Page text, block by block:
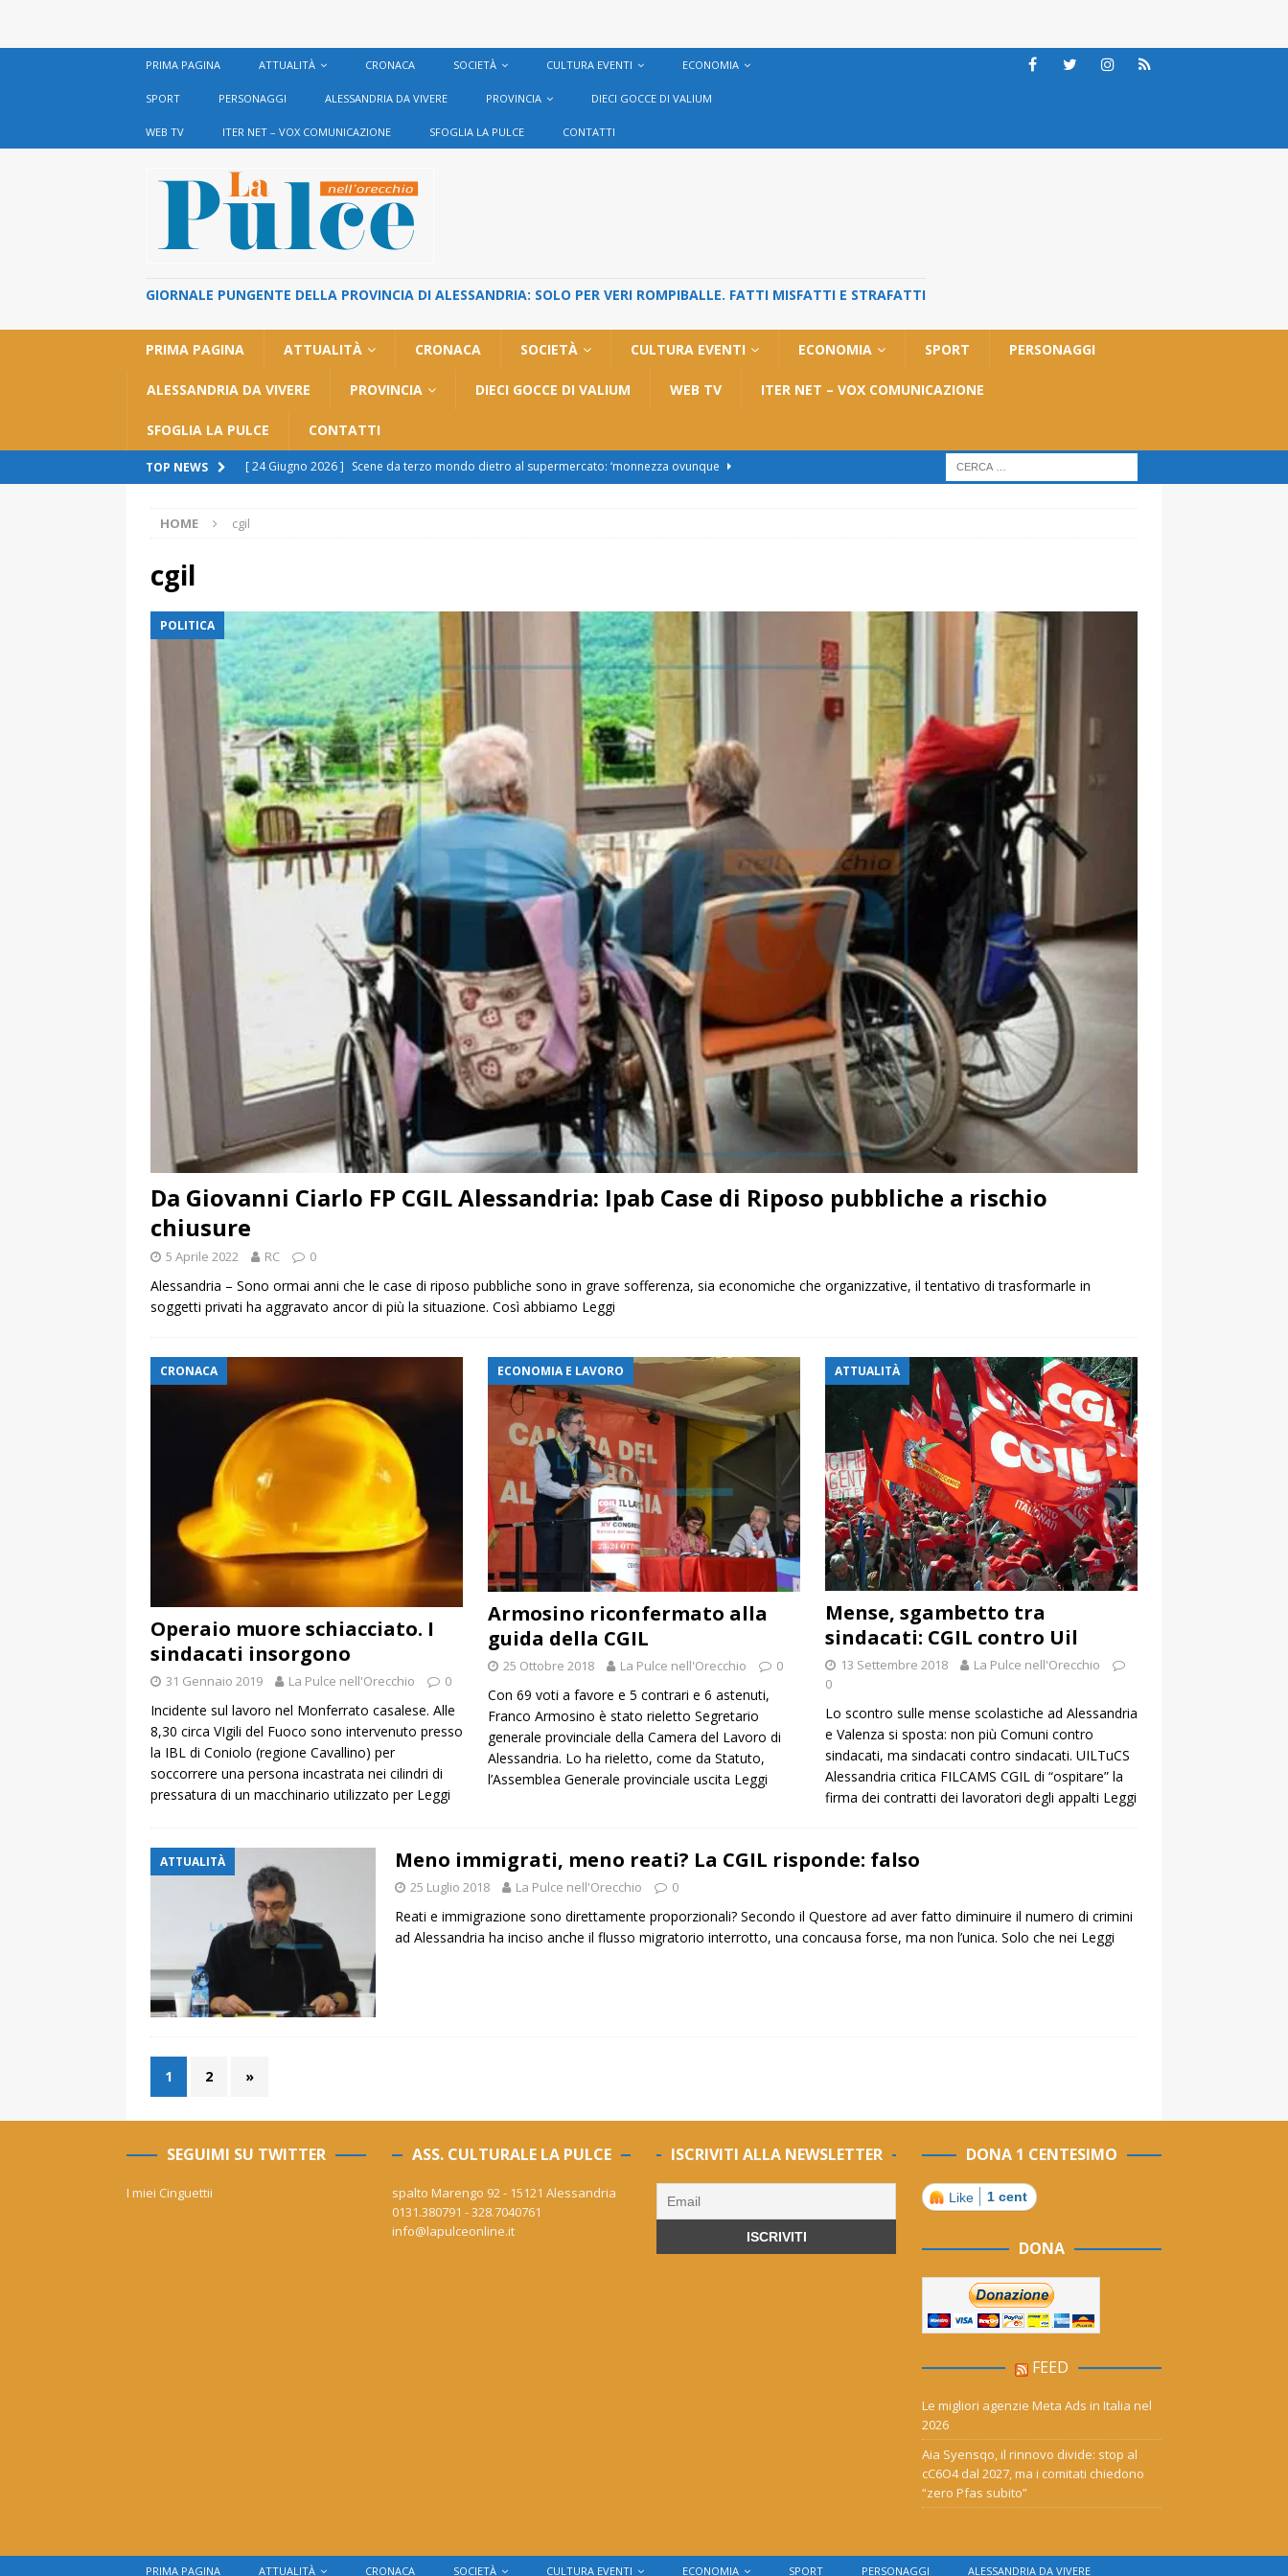
PRIMA PAGINA ATTUALITÀ CRONACA SOCIETÀ CULTURA EVENTI ECONOMIA
SPORT PERSONAGGI ALESSANDRIA DA VIVERE PROVINCIA DIECI GOCCE DI VALIUM
WEB TV ITER NET – VOX COMUNICAZIONE SFOGLIA LA PULCE CONTATTI
GIORNALE PUNGENTE DELLA PROVINCIA DI ALESSANDRIA: SOLO PER VERI ROMPIBALLE. FATTI MISFATTI E STRAFATTI
PRIMA PAGINA ATTUALITÀ CRONACA SOCIETÀ CULTURA EVENTI ECONOMIA SPORT PERSONAGGI
ALESSANDRIA DA VIVERE PROVINCIA DIECI GOCCE DI VALIUM WEB TV ITER NET – VOX COMUNICAZIONE
SFOGLIA LA PULCE CONTATTI
TOP NEWS [ 24 Giugno 2026 ] Scene da terzo mondo dietro al supermercato: ‘monnezza ovunque
[ 11 Giugno 2026 ]
cittadini: “Imposizione, pronti a raccolta firme”
[ 7 Giugno 2026 ]
Polemica sul trasferimento da Torino al Pam di Alessandria: “Ci vogliono
spingere al licenziamento”
ATTUALITÀ
[ 29 Giugno 2026 ] Alessandria senz’acqua, il sindaco esplode: “Comunicazione vergognosa,
manca il rispetto per la città”.
ATTUALITÀ
HOME cgil
cgil
POLITICA
Da Giovanni Ciarlo FP CGIL Alessandria: Ipab Case di Riposo pubbliche a rischio
chiusure
5 Aprile 2022 RC 0
Alessandria – Sono ormai anni che le case di riposo pubbliche sono in grave sofferenza, sia economiche che organizzative, il tentativo di trasformarle in
soggetti privati ha aggravato ancor di più la situazione. Così abbiamo Leggi
CRONACA
Operaio muore schiacciato. I
sindacati insorgono
31 Gennaio 2019 La Pulce nell'Orecchio 0
Incidente sul lavoro nel Monferrato casalese. Alle
8,30 circa VIgili del Fuoco sono intervenuto presso
la IBL di Coniolo (regione Cavallino) per
soccorrere una persona incastrata nei cilindri di
pressatura di un macchinario utilizzato per Leggi
ECONOMIA E LAVORO
Armosino riconfermato alla
guida della CGIL
25 Ottobre 2018 La Pulce nell'Orecchio 0
Con 69 voti a favore e 5 contrari e 6 astenuti,
Franco Armosino è stato rieletto Segretario
generale provinciale della Camera del Lavoro di
Alessandria. Lo ha rieletto, come da Statuto,
l’Assemblea Generale provinciale uscita Leggi
ATTUALITÀ
Mense, sgambetto tra
sindacati: CGIL contro Uil
13 Settembre 2018
La Pulce nell'Orecchio
0
Lo scontro sulle mense scolastiche ad Alessandria
e Valenza si sposta: non più Comuni contro
sindacati, ma sindacati contro sindacati. UILTuCS
Alessandria critica FILCAMS CGIL di “ospitare” la
firma dei contratti dei lavoratori degli appalti Leggi
ATTUALITÀ Meno immigrati, meno reati? La CGIL risponde: falso
25 Luglio 2018 La Pulce nell'Orecchio 0
Reati e immigrazione sono direttamente proporzionali? Secondo il Questore ad aver fatto diminuire il numero di crimini
ad Alessandria ha inciso anche il flusso migratorio interrotto, una concausa forse, ma non l’unica. Solo che nei Leggi
1 2 »
SEGUIMI SU TWITTER
I miei Cinguettii
ASS. CULTURALE LA PULCE
spalto Marengo 92 - 15121 Alessandria
0131.380791 - 328.7040761
info@lapulceonline.it
ISCRIVITI ALLA NEWSLETTER DONA 1 CENTESIMO
Like 1 cent
DONA
FEED
Le migliori agenzie Meta Ads in Italia nel
2026
Aia Syensqo, il rinnovo divide: stop al
cC6O4 dal 2027, ma i comitati chiedono
“zero Pfas subito”
PRIMA PAGINA ATTUALITÀ CRONACA SOCIETÀ CULTURA EVENTI ECONOMIA SPORT PERSONAGGI ALESSANDRIA DA VIVERE